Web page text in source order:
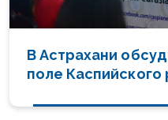
В Астрахани
поле Каспийского